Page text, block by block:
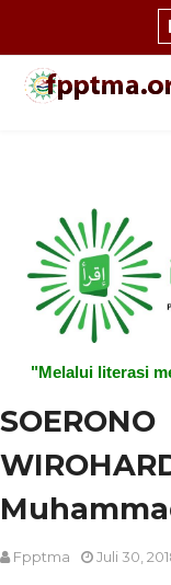
"Melalui literasi
SOERONO
Fpptma Juli 30,